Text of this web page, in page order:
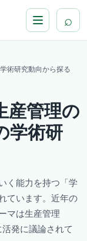
⌕
術研究動向から探る
産管理の
学術研
く能力を持つ「学
ています。近年の
マは生産管理
発に議論されて